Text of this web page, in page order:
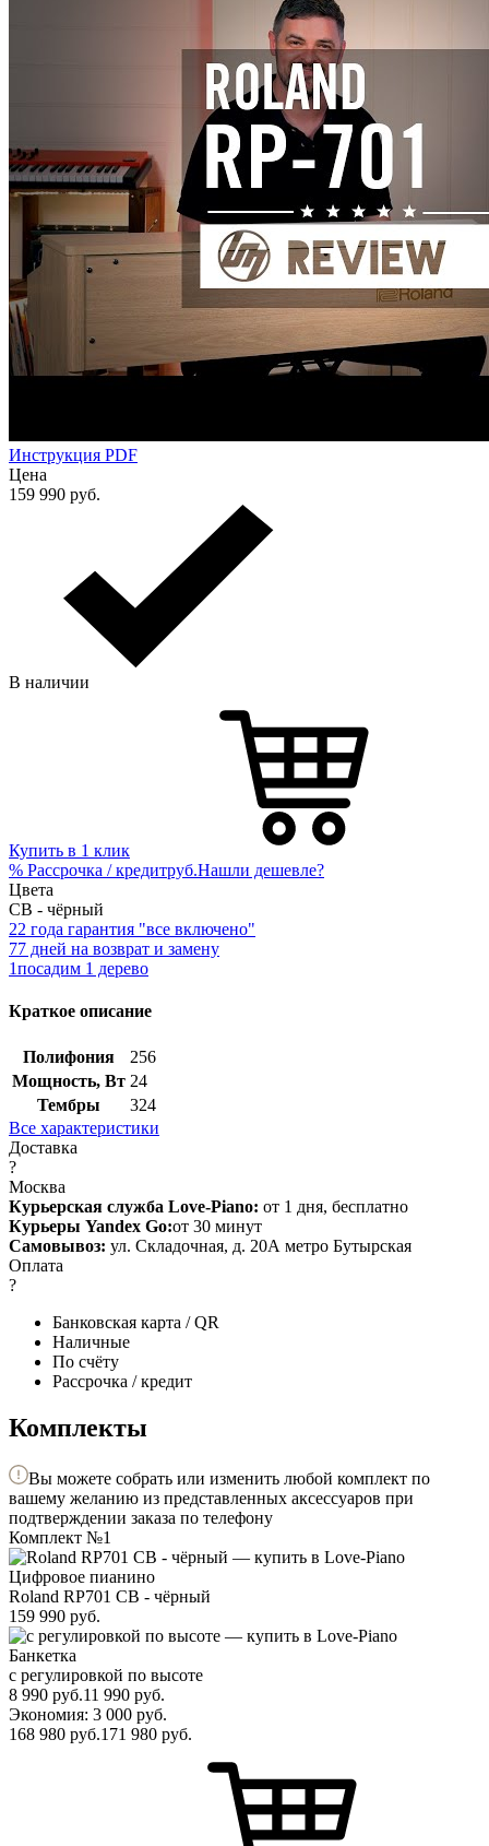
Инструкция PDF
Цена
159 990 руб.
В наличии
Купить в 1 клик
% Рассрочка / кредитруб.Нашли дешевле?
Цвета
CB - чёрный
22 года гарантия "все включено"
77 дней на возврат и замену
1посадим 1 дерево
Краткое описание
Полифония
256
Мощность, Вт 24
Тембры
324
Все характеристики
Доставка
?
Москва
Курьерская служба Love-Piano: от 1 дня, бесплатно
Курьеры Yandex Go:от 30 минут
Самовывоз: ул. Складочная, д. 20А метро Бутырская
Оплата
?
Банковская карта / QR
Наличные
По счёту
Рассрочка / кредит
Комплекты
Вы можете собрать или изменить любой комплект по
вашему желанию из представленных аксессуаров при
подтверждении заказа по телефону
Комплект №1
Цифровое пианино
Roland RP701 CB - чёрный
159 990 руб.
Банкетка
с регулировкой по высоте
8 990 руб.11 990 руб.
Экономия: 3 000 руб.
168 980 руб.171 980 руб.